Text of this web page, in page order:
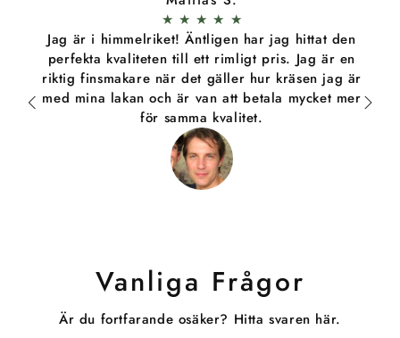
★ ★ ★ ★ ★
Jag är i himmelriket! Äntligen har jag hittat den
perfekta kvaliteten till ett rimligt pris. Jag är en
riktig finsmakare när det gäller hur kräsen jag är
med mina lakan och är van att betala mycket mer
för samma kvalitet.
Vanliga Frågor
Är du fortfarande osäker? Hitta svaren här.